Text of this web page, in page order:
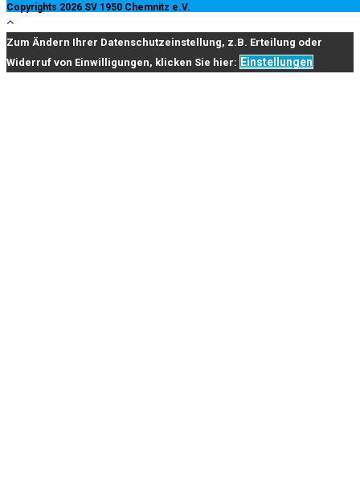
Copyrights 2026 SV 1950 Chemnitz e.V.
Zum Ändern Ihrer Datenschutzeinstellung, z.B. Erteilung oder
Widerruf von Einwilligungen, klicken Sie hier: Einstellungen